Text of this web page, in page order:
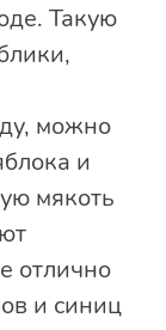
Такую
можно
и
мякоть
отлично
и синиц